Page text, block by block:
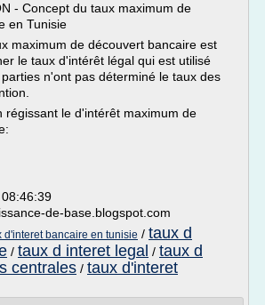
- Concept du taux maximum de
en Tunisie
maximum de découvert bancaire est
le taux d'intérêt légal qui est utilisé
n'ont pas déterminé le taux des
régissant le d'intérêt maximum de
de-base.blogspot.com
d'interet bancaire en tunisie / taux d
/ taux d interet legal / taux d
centrales / taux d'interet